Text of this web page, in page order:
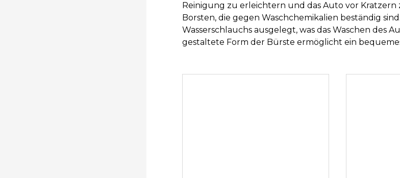
Reinigung zu erleichtern und das Auto vor
Borsten, die gegen Waschchemikalien beständig
Wasserschlauchs ausgelegt, was das Waschen
gestaltete Form der Bürste ermöglicht ein